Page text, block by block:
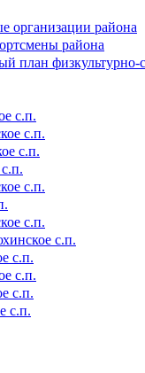
организации района
района
план
с.п.
с.п.
с.п.
с.п.
с.п.
с.п.
с.п.
с.п.
с.п.
с.п.